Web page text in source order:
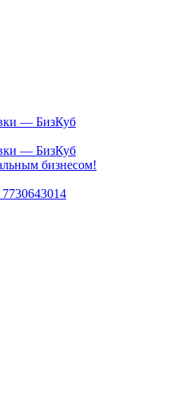
— БизКуб
— БизКуб
бизнесом!